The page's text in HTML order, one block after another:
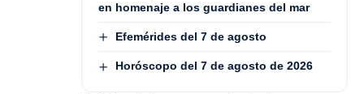
en homenaje a los guardianes del mar
Efemérides del 7 de agosto
Horóscopo del 7 de agosto de 2026